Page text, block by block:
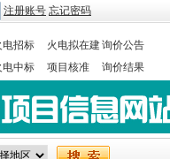
注册账号 忘记密码
电招标 火电拟在建询价公告
电中标
项目核准
询价结果